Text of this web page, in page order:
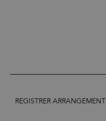
REGISTRER ARRANGEMENT